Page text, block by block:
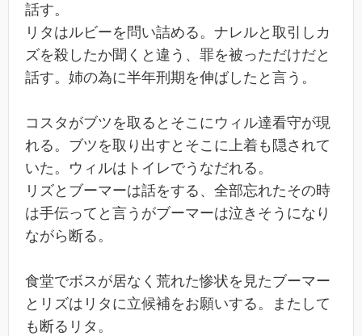
話す。
リタはルビーを問い詰める。ナレルと取引しカ
ズを殺したか聞くと違う、罪を被っただけだと
話す。姉の為に半年刑期を伸ばしたと言う。
コスタがブツを取るとそこにウィル達看守が現
れる。ブツを取り出すとそこに上着も隠されて
いた。ウィルはトイレでうなだれる。
リズとブーマーは話をする、全部忘れたその時
は手伝ってと言うがブーマーは泣きそうになり
ながら断る。
食堂でボスが居なく荒れた惨状を見たブーマー
とリズはリタに立候補をお願いする。またして
も断るリタ。